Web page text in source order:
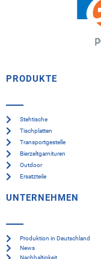
PRODUKTE
Stehtische
Tischplatten
Transportgestelle
Bierzeltgarnituren
Outdoor
Ersatzteile
UNTERNEHMEN
Produktion in Deutschland
News
Nachhaltigkeit